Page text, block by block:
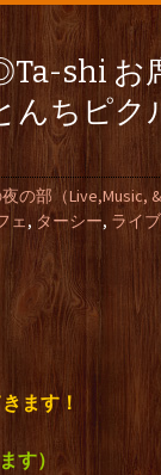
shi お
ちピク
の部（Live,Music, &
ェ, ターシー, ライブ
ます！
す）